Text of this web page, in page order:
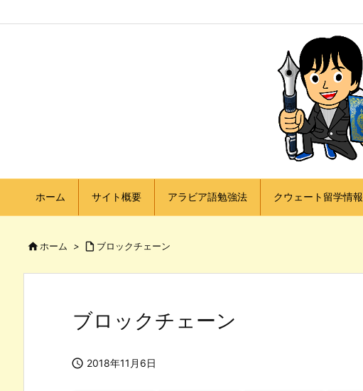
ホーム サイト概要 アラビア語勉強法 クウェート留学情報
ホーム >  ブロックチェーン
ブロックチェーン
 2018年11月6日